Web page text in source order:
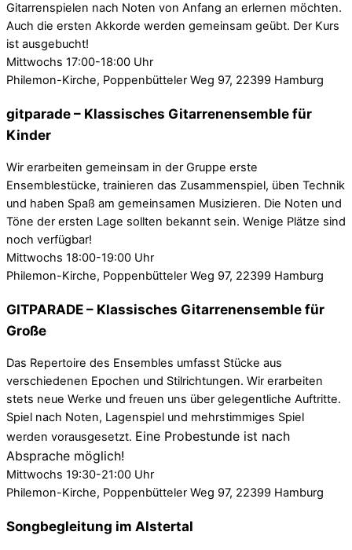
Gitarrenspielen nach Noten von Anfang an erlernen möchten.
Auch die ersten Akkorde werden gemeinsam geübt. Der Kurs
ist ausgebucht!
Mittwochs 17:00-18:00 Uhr
Philemon-Kirche, Poppenbütteler Weg 97, 22399 Hamburg
gitparade – Klassisches Gitarrenensemble für
Kinder
Wir erarbeiten gemeinsam in der Gruppe erste
Ensemblestücke, trainieren das Zusammenspiel, üben Technik
und haben Spaß am gemeinsamen Musizieren. Die Noten und
Töne der ersten Lage sollten bekannt sein. Wenige Plätze sind
noch verfügbar!
Mittwochs 18:00-19:00 Uhr
Philemon-Kirche, Poppenbütteler Weg 97, 22399 Hamburg
GITPARADE – Klassisches Gitarrenensemble für
Große
Das Repertoire des Ensembles umfasst Stücke aus
verschiedenen Epochen und Stilrichtungen. Wir erarbeiten
stets neue Werke und freuen uns über gelegentliche Auftritte.
Spiel nach Noten, Lagenspiel und mehrstimmiges Spiel
werden vorausgesetzt. Eine Probestunde ist nach
Absprache möglich!
Mittwochs 19:30-21:00 Uhr
Philemon-Kirche, Poppenbütteler Weg 97, 22399 Hamburg
Songbegleitung im Alstertal